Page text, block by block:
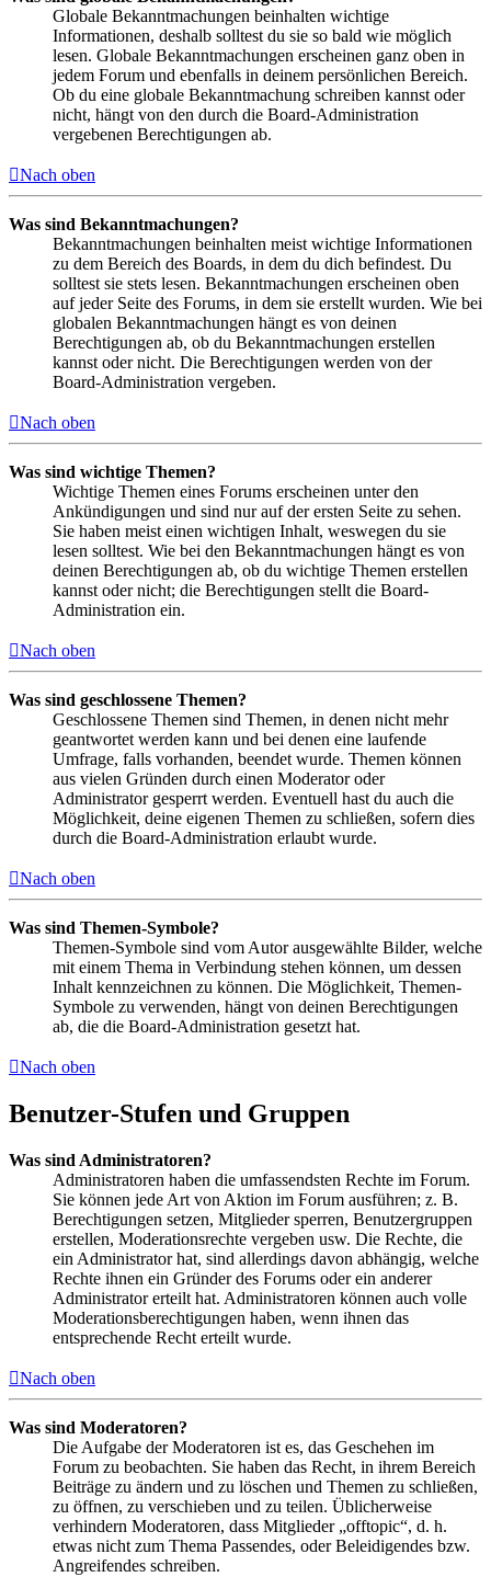
Globale Bekanntmachungen beinhalten wichtige
Informationen, deshalb solltest du sie so bald wie möglich
lesen. Globale Bekanntmachungen erscheinen ganz oben in
jedem Forum und ebenfalls in deinem persönlichen Bereich.
Ob du eine globale Bekanntmachung schreiben kannst oder
nicht, hängt von den durch die Board-Administration
vergebenen Berechtigungen ab.
Nach oben
Was sind Bekanntmachungen?
Bekanntmachungen beinhalten meist wichtige Informationen
zu dem Bereich des Boards, in dem du dich befindest. Du
solltest sie stets lesen. Bekanntmachungen erscheinen oben
auf jeder Seite des Forums, in dem sie erstellt wurden. Wie bei
globalen Bekanntmachungen hängt es von deinen
Berechtigungen ab, ob du Bekanntmachungen erstellen
kannst oder nicht. Die Berechtigungen werden von der
Board-Administration vergeben.
Nach oben
Was sind wichtige Themen?
Wichtige Themen eines Forums erscheinen unter den
Ankündigungen und sind nur auf der ersten Seite zu sehen.
Sie haben meist einen wichtigen Inhalt, weswegen du sie
lesen solltest. Wie bei den Bekanntmachungen hängt es von
deinen Berechtigungen ab, ob du wichtige Themen erstellen
kannst oder nicht; die Berechtigungen stellt die Board-
Administration ein.
Nach oben
Was sind geschlossene Themen?
Geschlossene Themen sind Themen, in denen nicht mehr
geantwortet werden kann und bei denen eine laufende
Umfrage, falls vorhanden, beendet wurde. Themen können
aus vielen Gründen durch einen Moderator oder
Administrator gesperrt werden. Eventuell hast du auch die
Möglichkeit, deine eigenen Themen zu schließen, sofern dies
durch die Board-Administration erlaubt wurde.
Nach oben
Was sind Themen-Symbole?
Themen-Symbole sind vom Autor ausgewählte Bilder, welche
mit einem Thema in Verbindung stehen können, um dessen
Inhalt kennzeichnen zu können. Die Möglichkeit, Themen-
Symbole zu verwenden, hängt von deinen Berechtigungen
ab, die die Board-Administration gesetzt hat.
Nach oben
Benutzer-Stufen und Gruppen
Was sind Administratoren?
Administratoren haben die umfassendsten Rechte im Forum.
Sie können jede Art von Aktion im Forum ausführen; z. B.
Berechtigungen setzen, Mitglieder sperren, Benutzergruppen
erstellen, Moderationsrechte vergeben usw. Die Rechte, die
ein Administrator hat, sind allerdings davon abhängig, welche
Rechte ihnen ein Gründer des Forums oder ein anderer
Administrator erteilt hat. Administratoren können auch volle
Moderationsberechtigungen haben, wenn ihnen das
entsprechende Recht erteilt wurde.
Nach oben
Was sind Moderatoren?
Die Aufgabe der Moderatoren ist es, das Geschehen im
Forum zu beobachten. Sie haben das Recht, in ihrem Bereich
Beiträge zu ändern und zu löschen und Themen zu schließen,
zu öffnen, zu verschieben und zu teilen. Üblicherweise
verhindern Moderatoren, dass Mitglieder „offtopic“, d. h.
etwas nicht zum Thema Passendes, oder Beleidigendes bzw.
Angreifendes schreiben.